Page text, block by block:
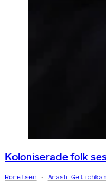
Koloniserade folk
Rörelsen Arash Gelichkan